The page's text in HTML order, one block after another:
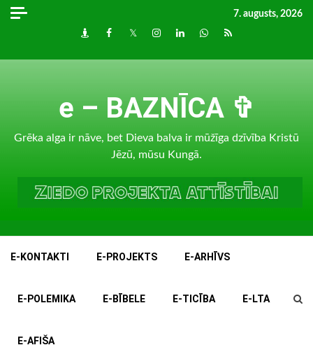
Skip
7. augusts, 2026
DraugiemFacebook
TwitterInstagram
LinkedInwhatsapp
RSS
e – BAZNĪCA ✞
Grēka alga ir nāve, bet Dieva balva ir mūžīga dzīvība Kristū
Jēzū, mūsu Kungā.
E-KONTAKTI E-PROJEKTS E-ARHĪVS
E-POLEMIKA E-BĪBELE E-TICĪBA E-LTA
E-AFIŠA